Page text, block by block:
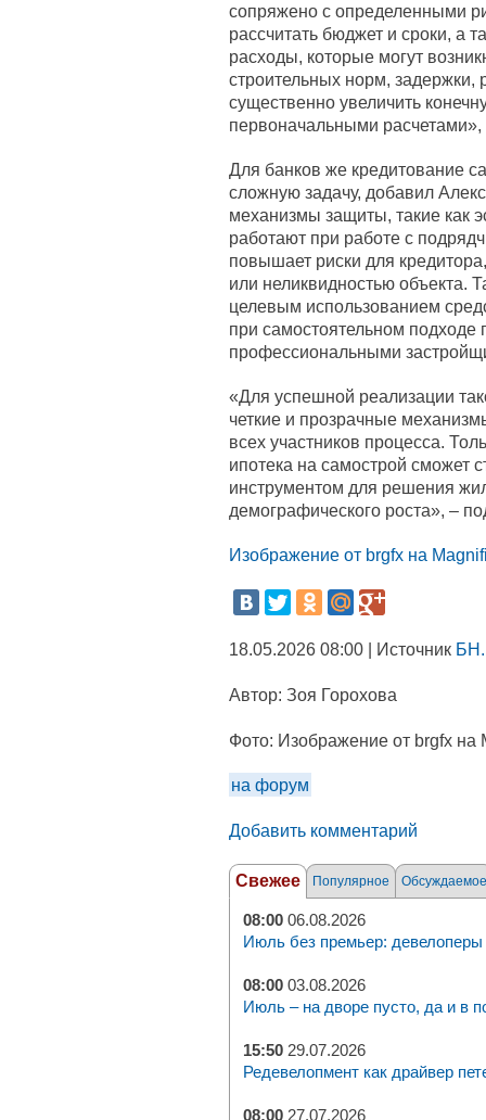
сопряжено с определенными
рассчитать бюджет и сроки, а
расходы, которые могут
строительных норм, задержки,
существенно увеличить
первоначальными расчетами»,
Для банков же кредитование
сложную задачу, добавил
механизмы защиты, такие как
работают при работе с
повышает риски для
или неликвидностью объекта.
целевым использованием
при самостоятельном подходе
профессиональными
«Для успешной реализации
четкие и прозрачные
всех участников процесса.
ипотека на самострой сможет
инструментом для решения
демографического роста», –
Изображение от brgfx на
18.05.2026 08:00 | Источник
Автор: Зоя Горохова
Фото: Изображение от brgfx на
на форум
Добавить комментарий
Свежее Популярное Обсуждаемое
08:00 06.08.2026
Июль без премьер: девелоперы
08:00 03.08.2026
Июль – на дворе пусто, да и в
15:50 29.07.2026
Редевелопмент как драйвер
08:00 27.07.2026